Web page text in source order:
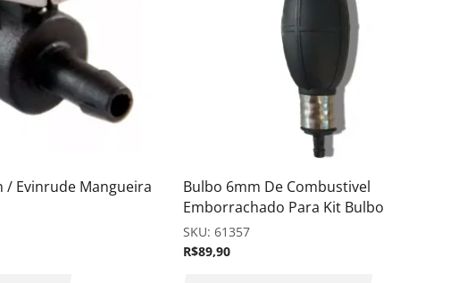
/ Evinrude Mangueira
Bulbo 6mm De Combustivel
Emborrachado Para Kit Bulbo
SKU: 61357
R$89,90